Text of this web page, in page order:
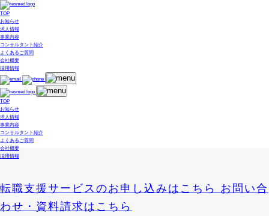
TOP
お知らせ
求人情報
事業内容
コンサルタント紹介
よくあるご質問
会社概要
採用情報
TOP
お知らせ
求人情報
事業内容
コンサルタント紹介
よくあるご質問
会社概要
採用情報
転職支援サービスのお申し込みはこちら お問い合
わせ・資料請求はこちら